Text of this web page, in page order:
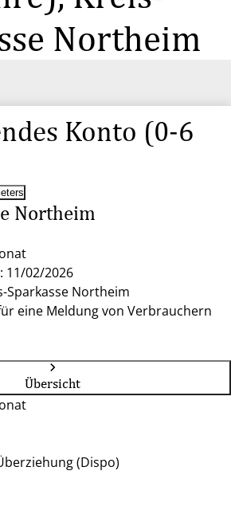
Northeim
Konto (0-6
Northeim
11/02/2026
Sparkasse Northeim
eine Meldung von Verbrauchern
Übersicht
(Dispo)